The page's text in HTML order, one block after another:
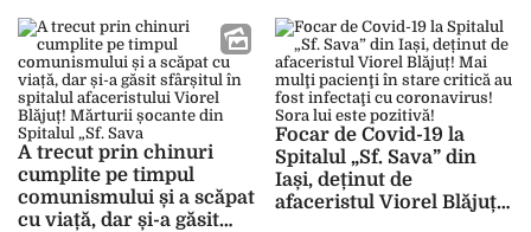
extrem de căutată!
Scandalul a izbucnit de la
executarea silită
demarată de o bancă!
(Exclusiv)
A trecut prin chinuri
cumplite pe timpul
comunismului și a scăpat
cu viață, dar și-a găsit
Focar de Covid-19 la
Spitalul „Sf. Sava” din
Iași, deținut de
afaceristul Viorel Blăjuț!